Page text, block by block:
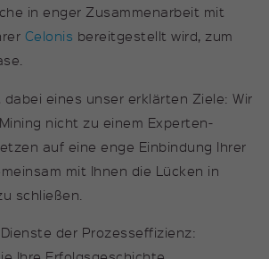
in enger Zusammenarbeit mit
Celonis bereitgestellt wird, zum
eines unser erklärten Ziele: Wir
nicht zu einem Experten-
auf eine enge Einbindung Ihrer
mit Ihnen die Lücken in
schließen.
der Prozesseffizienz:
GmbH
des Benutzers
kununu_country
kununu GmbH